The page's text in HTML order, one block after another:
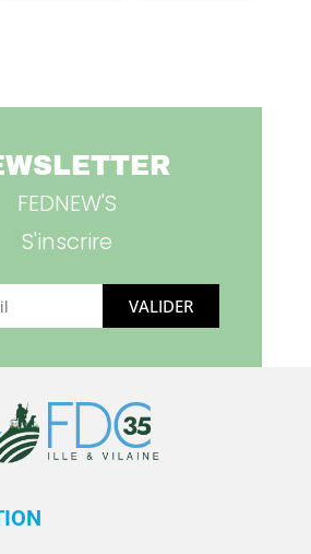
FEDNEW'S
S'inscrire
VALIDER